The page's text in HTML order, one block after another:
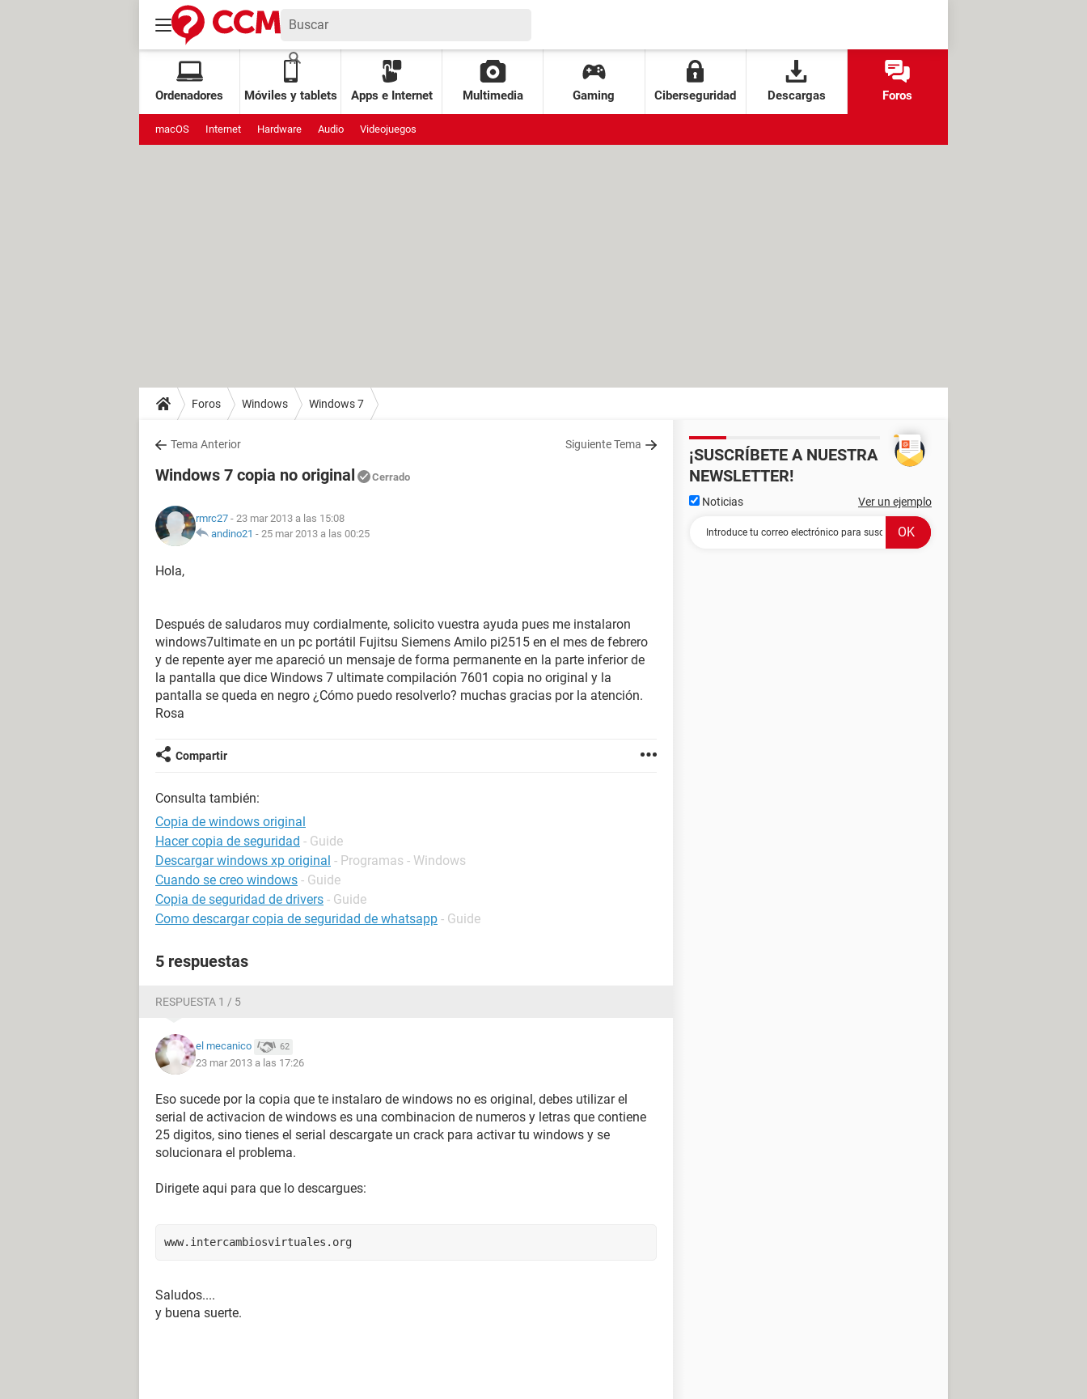
Ordenadores Móviles y tablets Apps e Internet Multimedia Gaming Ciberseguridad Descargas Foros
macOS Internet Hardware Audio Videojuegos
Foros Windows Windows 7
Tema Anterior Siguiente Tema
Windows 7 copia no original Cerrado
rmrc27 - 23 mar 2013 a las 15:08
andino21 - 25 mar 2013 a las 00:25
Hola,
Después de saludaros muy cordialmente, solicito vuestra ayuda pues me instalaron
windows7ultimate en un pc portátil Fujitsu Siemens Amilo pi2515 en el mes de febrero
y de repente ayer me apareció un mensaje de forma permanente en la parte inferior de
la pantalla que dice Windows 7 ultimate compilación 7601 copia no original y la
pantalla se queda en negro ¿Cómo puedo resolverlo? muchas gracias por la atención.
Rosa
Compartir
Consulta también:
Copia de windows original
Hacer copia de seguridad - Guide
Descargar windows xp original - Programas - Windows
Cuando se creo windows - Guide
Copia de seguridad de drivers - Guide
Como descargar copia de seguridad de whatsapp - Guide
5 respuestas
RESPUESTA 1 / 5
el mecanico 62
23 mar 2013 a las 17:26
Eso sucede por la copia que te instalaro de windows no es original, debes utilizar el
serial de activacion de windows es una combinacion de numeros y letras que contiene
25 digitos, sino tienes el serial descargate un crack para activar tu windows y se
solucionara el problema.
Dirigete aqui para que lo descargues:
www.intercambiosvirtuales.org
Saludos....
y buena suerte.
¡SUSCRÍBETE A NUESTRA
NEWSLETTER!
Noticias Ver un ejemplo